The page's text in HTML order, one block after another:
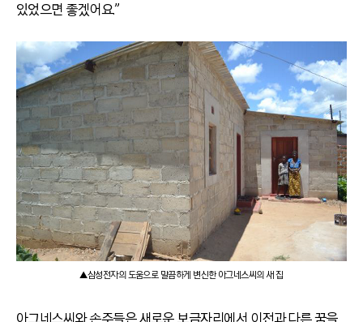
있었으면 좋겠어요.”
▲삼성전자의 도움으로 말끔하게 변신한 아그네스씨의 새 집